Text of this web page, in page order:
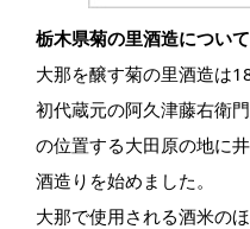
栃木県菊の里酒造について
大那を醸す菊の里酒造は
初代蔵元の阿久津藤右衛
の位置する大田原の地に井
酒造りを始めました。
大那で使用される酒米の